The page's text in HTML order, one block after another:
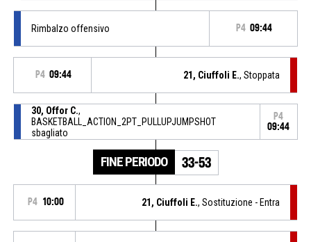
Rimbalzo offensivo P4 09:44
P4 09:44 21, Ciuffoli E., Stoppata
30, Offor C.,
BASKETBALL_ACTION_2PT_PULLUPJUMPSHOT
sbagliato
P4
09:44
FINE PERIODO 33-53
P4 10:00 21, Ciuffoli E., Sostituzione - Entra